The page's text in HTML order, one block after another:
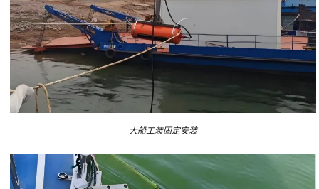
大船工装固定安装